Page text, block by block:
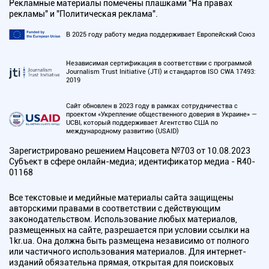
Рекламные материалы помечены плашками "На правах
рекламы" и "Политическая реклама".
В 2025 году работу медиа поддерживает Европейский Союз
Независимая сертификация в соответствии с программой
Journalism Trust Initiative (JTI) и стандартов ISO CWA 17493:
2019
Сайт обновлен в 2023 году в рамках сотрудничества с
проектом «Укрепление общественного доверия в Украине» —
UCBI, который поддерживает Агентство США по
международному развитию (USAID)
Зарегистрировано решением Нацсовета №703 от 10.08.2023
Субъект в сфере онлайн-медиа; идентификатор медиа - R40-
01168
Все текстовые и медийные материалы сайта защищены
авторскими правами в соответствии с действующим
законодательством. Использование любых материалов,
размещенных на сайте, разрешается при условии ссылки на
1kr.ua. Она должна быть размещена независимо от полного
или частичного использования материалов. Для интернет-
изданий обязательна прямая, открытая для поисковых